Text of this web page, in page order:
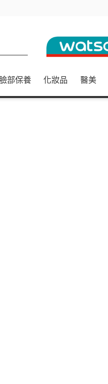
臉部保養 化妝品 醫美